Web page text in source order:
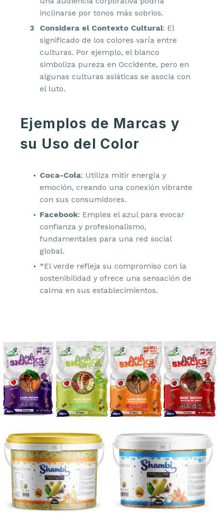
inclinarse por tonos más sobrios.
Considera el Contexto Cultural: El
significado de los colores varía entre
culturas. Por ejemplo, el blanco
simboliza pureza en Occidente, pero en
algunas culturas asiáticas se asocia con
el luto.
Ejemplos de Marcas y
su Uso del Color
Coca-Cola: Utiliza mitir energía y
emoción, creando una conexión vibrante
con sus consumidores.
Facebook: Emplea el azul para evocar
confianza y profesionalismo,
fundamentales para una red social
global.
*El verde refleja su compromiso con la
sostenibilidad y ofrece una sensación de
calma en sus establecimientos.